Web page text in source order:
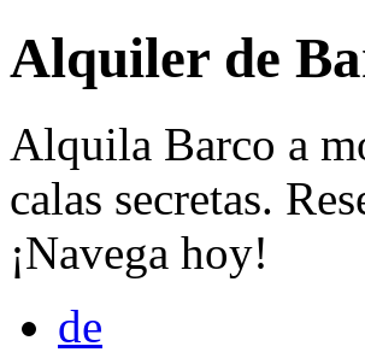
Alquiler de
Alquila Barco a
calas secretas.
¡Navega hoy!
de